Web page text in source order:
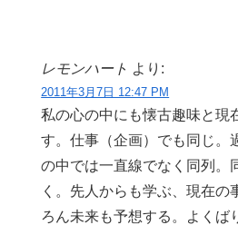
レモンハート より:
2011年3月7日 12:47 PM
私の心の中にも懐古趣味と現
す。仕事（企画）でも同じ。
の中では一直線でなく同列。
く。先人からも学ぶ、現在の
ろん未来も予想する。よくば